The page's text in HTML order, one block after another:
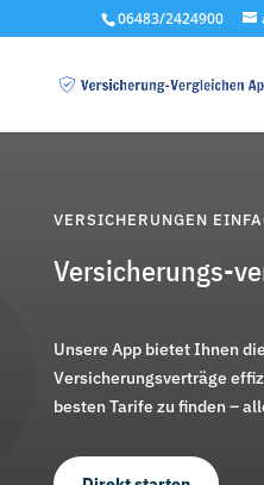
06483/2424900
VERSICHERUNGEN
Versicherungs-
Unsere App bietet Ihnen
Versicherungsverträge
besten Tarife zu finden –